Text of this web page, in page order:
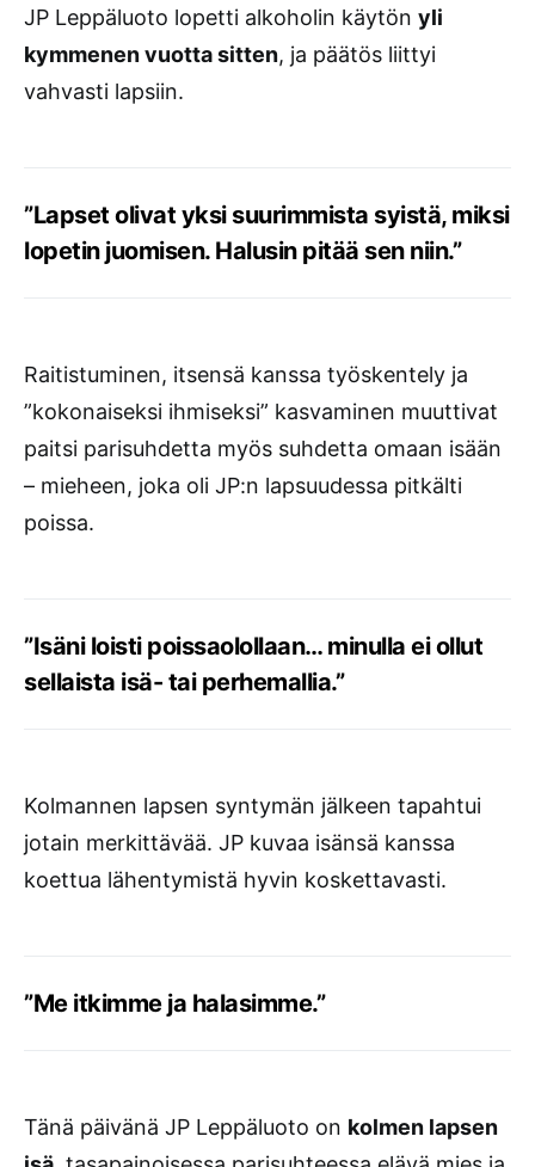
JP Leppäluoto lopetti alkoholin käytön yli
kymmenen vuotta sitten, ja päätös liittyi
vahvasti lapsiin.
”Lapset olivat yksi suurimmista syistä, miksi
lopetin juomisen. Halusin pitää sen niin.”
Raitistuminen, itsensä kanssa työskentely ja
”kokonaiseksi ihmiseksi” kasvaminen muuttivat
paitsi parisuhdetta myös suhdetta omaan isään
– mieheen, joka oli JP:n lapsuudessa pitkälti
poissa.
”Isäni loisti poissaolollaan… minulla ei ollut
sellaista isä- tai perhemallia.”
Kolmannen lapsen syntymän jälkeen tapahtui
jotain merkittävää. JP kuvaa isänsä kanssa
koettua lähentymistä hyvin koskettavasti.
”Me itkimme ja halasimme.”
Tänä päivänä JP Leppäluoto on kolmen lapsen